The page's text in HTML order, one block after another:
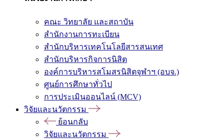
คณะ วิทยาลัย และสถาบัน
สำนักงานการทะเบียน
สำนักบริหารเทคโนโลยีสารสนเทศ
สำนักบริหารกิจการนิสิต
องค์การบริหารสโมสรนิสิตจุฬาฯ (อบจ.)
ศูนย์การศึกษาทั่วไป
การประเมินออนไลน์ (MCV)
วิจัยและนวัตกรรม
ย้อนกลับ
วิจัยและนวัตกรรม